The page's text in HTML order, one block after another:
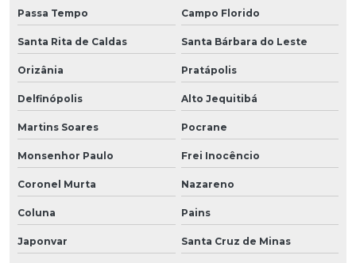
Passa Tempo Campo Florido
Santa Rita de Caldas Santa Bárbara do Leste
Orizânia Pratápolis
Delfinópolis Alto Jequitibá
Martins Soares Pocrane
Monsenhor Paulo Frei Inocêncio
Coronel Murta Nazareno
Coluna Pains
Japonvar Santa Cruz de Minas